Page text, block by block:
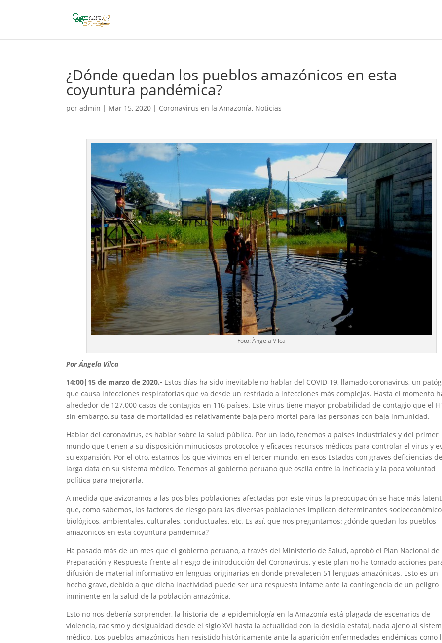
¿Dónde quedan los pueblos amazónicos en esta
coyuntura pandémica?
poradmin | Mar 15, 2020 | Coronavirus en la Amazonía, Noticias
Foto: Àngela Vilca
Por Ángela Vilca
14:00|15 de marzo de 2020.- Estos días ha sido inevitable no hablar del COVID-19, llamado coronavirus, un
que causa infecciones respiratorias que va desde un resfriado a infecciones más complejas. Hasta el momento
alrededor de 127.000 casos de contagios en 116 países. Este virus tiene mayor probabilidad de contagio que el
sin embargo, su tasa de mortalidad es relativamente baja pero mortal para las personas con baja inmunidad.
Hablar del coronavirus, es hablar sobre la salud pública. Por un lado, tenemos a países industriales y del primer
mundo que tienen a su disposición minuciosos protocolos y eficaces recursos médicos para controlar el virus y
su expansión. Por el otro, estamos los que vivimos en el tercer mundo, en esos Estados con graves deficiencias de
larga data en su sistema médico. Tenemos al gobierno peruano que oscila entre la ineficacia y la poca voluntad
política para mejorarla.
A medida que avizoramos a las posibles poblaciones afectadas por este virus la preocupación se hace más
que, como sabemos, los factores de riesgo para las diversas poblaciones implican determinantes
biológicos, ambientales, culturales, conductuales, etc. Es así, que nos preguntamos: ¿dónde quedan los pueblos
amazónicos en esta coyuntura pandémica?
Ha pasado más de un mes que el gobierno peruano, a través del Ministerio de Salud, aprobó el Plan Nacional de
Preparación y Respuesta frente al riesgo de introducción del Coronavirus, y este plan no ha tomado acciones
difusión de material informativo en lenguas originarias en donde prevalecen 51 lenguas amazónicas. Esto es un
hecho grave, debido a que dicha inactividad puede ser una respuesta infame ante la contingencia de un peligro
inminente en la salud de la población amazónica.
Esto no nos debería sorprender, la historia de la epidemiología en la Amazonía está plagada de escenarios de
violencia, racismo y desigualdad desde el siglo XVI hasta la actualidad con la desidia estatal, nada ajeno al
médico. Los pueblos amazónicos han resistido históricamente ante la aparición enfermedades endémicas como